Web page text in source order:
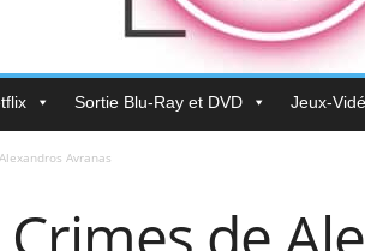
Sortie Blu-Ray et DVD Jeux-
Avranas